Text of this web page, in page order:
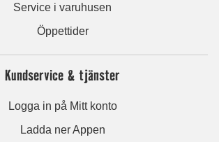
Service i varuhusen
Öppettider
Kundservice & tjänster
Logga in på Mitt konto
Ladda ner Appen